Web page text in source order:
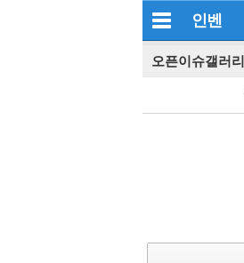
인벤
오픈이슈갤러리